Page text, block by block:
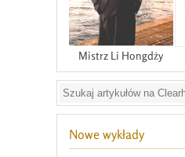
Mistrz Li Hongdży
Nowe wykłady